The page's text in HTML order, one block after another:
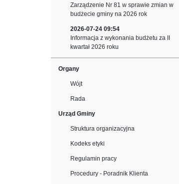
Zarządzenie Nr 81 w sprawie zmian w
budżecie gminy na 2026 rok
2026-07-24 09:54
Informacja z wykonania budżetu za II
kwartał 2026 roku
Organy
Wójt
Rada
Urząd Gminy
Struktura organizacyjna
Kodeks etyki
Regulamin pracy
Procedury - Poradnik Klienta